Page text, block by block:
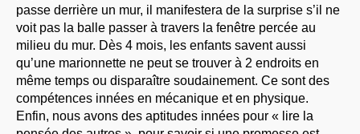
passe derrière un mur, il manifestera de la surprise s’il ne
voit pas la balle passer à travers la fenêtre percée au
milieu du mur. Dès 4 mois, les enfants savent aussi
qu’une marionnette ne peut se trouver à 2 endroits en
même temps ou disparaître soudainement. Ce sont des
compétences innées en mécanique et en physique.
Enfin, nous avons des aptitudes innées pour « lire la